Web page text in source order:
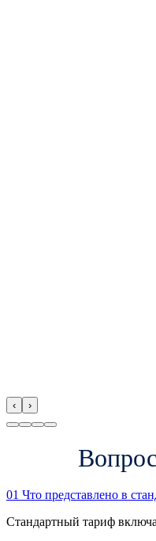
‹ ›
01 Что представлено в
Стандартный тариф